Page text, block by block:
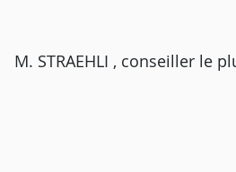
M. STRAEHLI , conseiller le